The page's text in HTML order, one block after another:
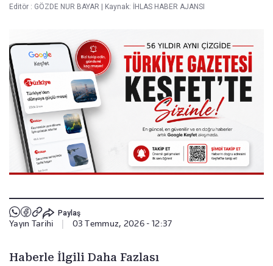
Editör : GÖZDE NUR BAYAR | Kaynak: İHLAS HABER AJANSI
Paylaş
Yayın Tarihi 03 Temmuz, 2026 - 12:37
Haberle İlgili Daha Fazlası